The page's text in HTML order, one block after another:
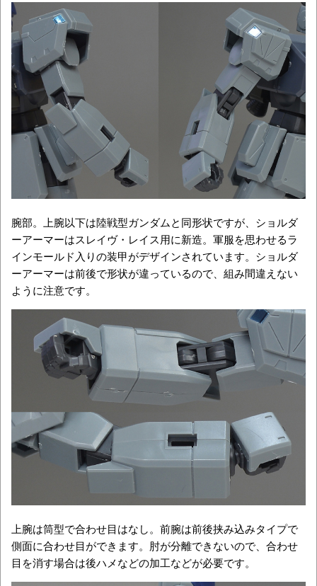
腕部。上腕以下は陸戦型ガンダムと同形状ですが、ショルダ
ーアーマーはスレイヴ・レイス用に新造。軍服を思わせるラ
インモールド入りの装甲がデザインされています。ショルダ
ーアーマーは前後で形状が違っているので、組み間違えない
ように注意です。
上腕は筒型で合わせ目はなし。前腕は前後挟み込みタイプで
側面に合わせ目ができます。肘が分離できないので、合わせ
目を消す場合は後ハメなどの加工などが必要です。